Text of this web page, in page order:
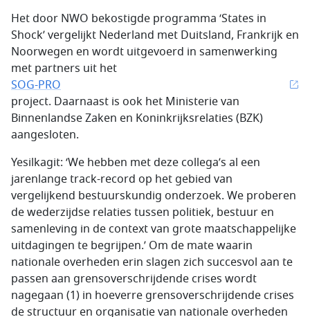
Het door NWO bekostigde programma ‘States in
Shock’ vergelijkt Nederland met Duitsland, Frankrijk en
Noorwegen en wordt uitgevoerd in samenwerking
met partners uit het
SOG-PRO
project. Daarnaast is ook het Ministerie van
Binnenlandse Zaken en Koninkrijksrelaties (BZK)
aangesloten.
Yesilkagit: ‘We hebben met deze collega’s al een
jarenlange track-record op het gebied van
vergelijkend bestuurskundig onderzoek. We proberen
de wederzijdse relaties tussen politiek, bestuur en
samenleving in de context van grote maatschappelijke
uitdagingen te begrijpen.’ Om de mate waarin
nationale overheden erin slagen zich succesvol aan te
passen aan grensoverschrijdende crises wordt
nagegaan (1) in hoeverre grensoverschrijdende crises
de structuur en organisatie van nationale overheden